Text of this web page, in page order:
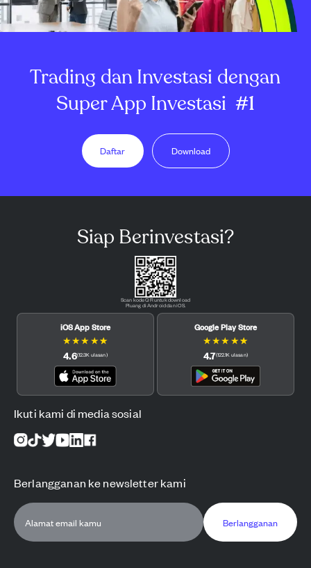
Trading dan Investasi dengan
Super App Investasi #1
Daftar Download
Siap Berinvestasi?
Scan kode QR untuk download
Pluang di Android dan iOS.
iOS App Store
★★★ ★★
4.6(12.3K ulasan)
Google Play Store
★★★ ★★
4.7(122.1K ulasan)
Ikuti kami di media sosial
Berlangganan ke newsletter kami
Berlangganan